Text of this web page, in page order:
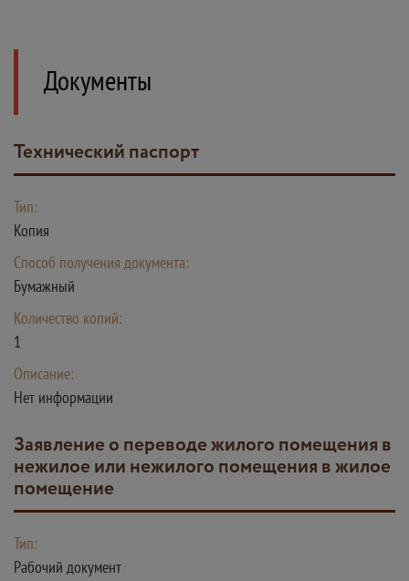
Документы
Технический паспорт
Тип:
Копия
Способ получения документа:
Бумажный
Количество копий:
1
Описание:
Нет информации
Заявление о переводе жилого помещения в
нежилое или нежилого помещения в жилое
помещение
Тип:
Рабочий документ